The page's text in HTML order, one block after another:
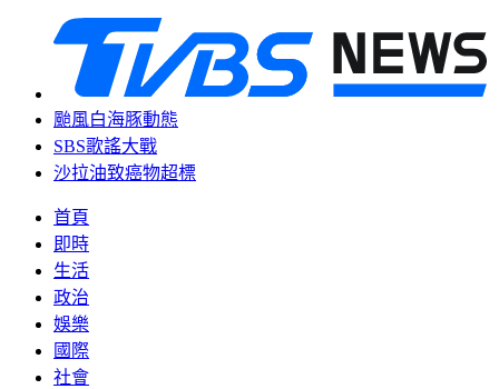
颱風白海豚動態
SBS歌謠大戰
沙拉油致癌物超標
首頁
即時
生活
政治
娛樂
國際
社會